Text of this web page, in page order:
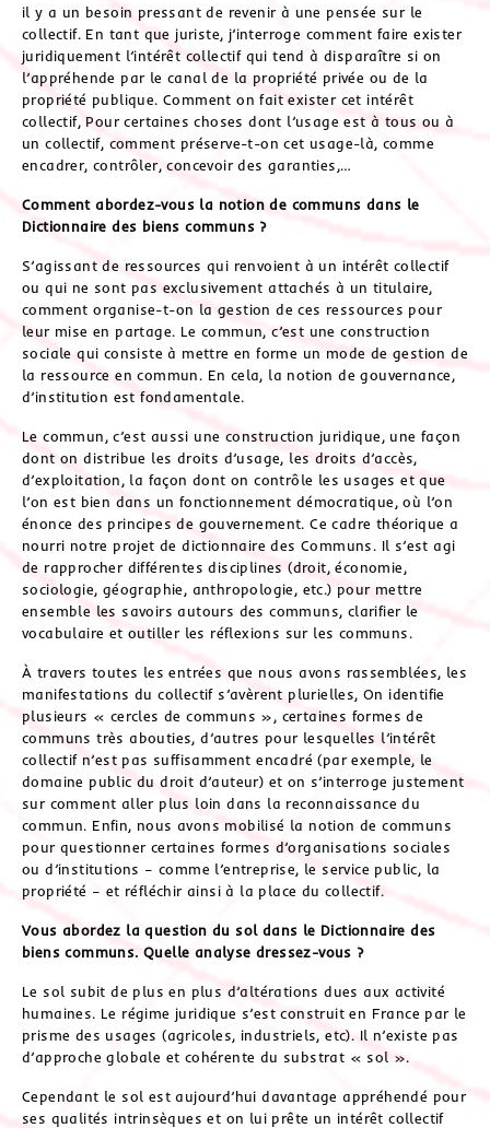
il y a un besoin pressant de revenir à une pensée sur le
collectif. En tant que juriste, j’interroge comment faire exister
juridiquement l’intérêt collectif qui tend à disparaître si on
l’appréhende par le canal de la propriété privée ou de la
propriété publique. Comment on fait exister cet intérêt
collectif, Pour certaines choses dont l’usage est à tous ou à
un collectif, comment préserve-t-on cet usage-là, comme
encadrer, contrôler, concevoir des garanties,…
Comment abordez-vous la notion de communs dans le
Dictionnaire des biens communs ?
S’agissant de ressources qui renvoient à un intérêt collectif
ou qui ne sont pas exclusivement attachés à un titulaire,
comment organise-t-on la gestion de ces ressources pour
leur mise en partage. Le commun, c’est une construction
sociale qui consiste à mettre en forme un mode de gestion de
la ressource en commun. En cela, la notion de gouvernance,
d’institution est fondamentale.
Le commun, c’est aussi une construction juridique, une façon
dont on distribue les droits d’usage, les droits d’accès,
d’exploitation, la façon dont on contrôle les usages et que
l’on est bien dans un fonctionnement démocratique, où l’on
énonce des principes de gouvernement. Ce cadre théorique a
nourri notre projet de dictionnaire des Communs. Il s’est agi
de rapprocher différentes disciplines (droit, économie,
sociologie, géographie, anthropologie, etc.) pour mettre
ensemble les savoirs autours des communs, clarifier le
vocabulaire et outiller les réflexions sur les communs.
À travers toutes les entrées que nous avons rassemblées, les
manifestations du collectif s’avèrent plurielles, On identifie
plusieurs « cercles de communs », certaines formes de
communs très abouties, d’autres pour lesquelles l’intérêt
collectif n’est pas suffisamment encadré (par exemple, le
domaine public du droit d’auteur) et on s’interroge justement
sur comment aller plus loin dans la reconnaissance du
commun. Enfin, nous avons mobilisé la notion de communs
pour questionner certaines formes d’organisations sociales
ou d’institutions – comme l’entreprise, le service public, la
propriété – et réfléchir ainsi à la place du collectif.
Vous abordez la question du sol dans le Dictionnaire des
biens communs. Quelle analyse dressez-vous ?
Le sol subit de plus en plus d’altérations dues aux activité
humaines. Le régime juridique s’est construit en France par le
prisme des usages (agricoles, industriels, etc). Il n’existe pas
d’approche globale et cohérente du substrat « sol ».
Cependant le sol est aujourd’hui davantage appréhendé pour
ses qualités intrinsèques et on lui prête un intérêt collectif